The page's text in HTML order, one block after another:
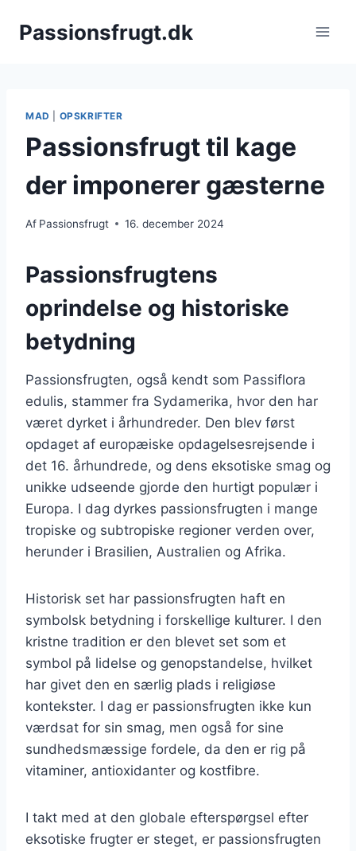
Passionsfrugt.dk
MAD OPSKRIFTER
Passionsfrugt til kage
der imponerer gæsterne
Af Passionsfrugt 16. december 2024
Passionsfrugtens
oprindelse og historiske
betydning
Passionsfrugten, også kendt som Passiflora
edulis, stammer fra Sydamerika, hvor den har
været dyrket i århundreder. Den blev først
opdaget af europæiske opdagelsesrejsende i
det 16. århundrede, og dens eksotiske smag og
unikke udseende gjorde den hurtigt populær i
Europa. I dag dyrkes passionsfrugten i mange
tropiske og subtropiske regioner verden over,
herunder i Brasilien, Australien og Afrika.
Historisk set har passionsfrugten haft en
symbolsk betydning i forskellige kulturer. I den
kristne tradition er den blevet set som et
symbol på lidelse og genopstandelse, hvilket
har givet den en særlig plads i religiøse
kontekster. I dag er passionsfrugten ikke kun
værdsat for sin smag, men også for sine
sundhedsmæssige fordele, da den er rig på
vitaminer, antioxidanter og kostfibre.
I takt med at den globale efterspørgsel efter
eksotiske frugter er steget, er passionsfrugten